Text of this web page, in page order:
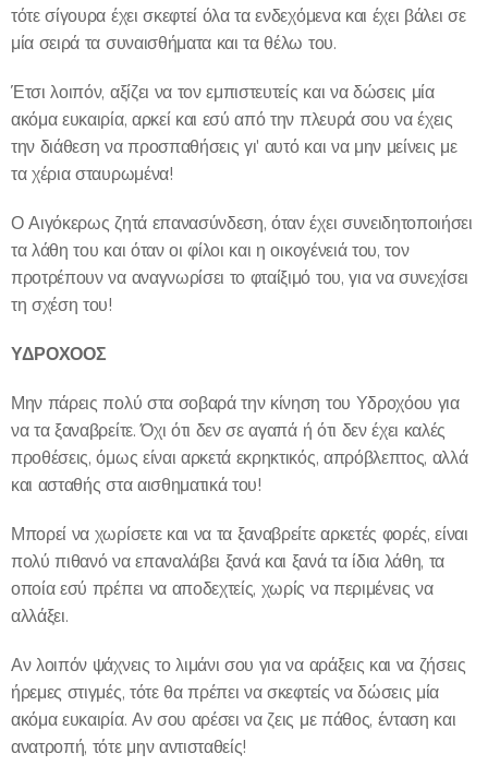
τότε σίγουρα έχει σκεφτεί όλα τα ενδεχόμενα και έχει βάλει σε
μία σειρά τα συναισθήματα και τα θέλω του.
Έτσι λοιπόν, αξίζει να τον εμπιστευτείς και να δώσεις μία
ακόμα ευκαιρία, αρκεί και εσύ από την πλευρά σου να έχεις
την διάθεση να προσπαθήσεις γι' αυτό και να μην μείνεις με
τα χέρια σταυρωμένα!
Ο Αιγόκερως ζητά επανασύνδεση, όταν έχει συνειδητοποιήσει
τα λάθη του και όταν οι φίλοι και η οικογένειά του, τον
προτρέπουν να αναγνωρίσει το φταίξιμό του, για να συνεχίσει
τη σχέση του!
ΥΔΡΟΧΟΟΣ
Μην πάρεις πολύ στα σοβαρά την κίνηση του Υδροχόου για
να τα ξαναβρείτε. Όχι ότι δεν σε αγαπά ή ότι δεν έχει καλές
προθέσεις, όμως είναι αρκετά εκρηκτικός, απρόβλεπτος, αλλά
και ασταθής στα αισθηματικά του!
Μπορεί να χωρίσετε και να τα ξαναβρείτε αρκετές φορές, είναι
πολύ πιθανό να επαναλάβει ξανά και ξανά τα ίδια λάθη, τα
οποία εσύ πρέπει να αποδεχτείς, χωρίς να περιμένεις να
αλλάξει.
Αν λοιπόν ψάχνεις το λιμάνι σου για να αράξεις και να ζήσεις
ήρεμες στιγμές, τότε θα πρέπει να σκεφτείς να δώσεις μία
ακόμα ευκαιρία. Αν σου αρέσει να ζεις με πάθος, ένταση και
ανατροπή, τότε μην αντισταθείς!